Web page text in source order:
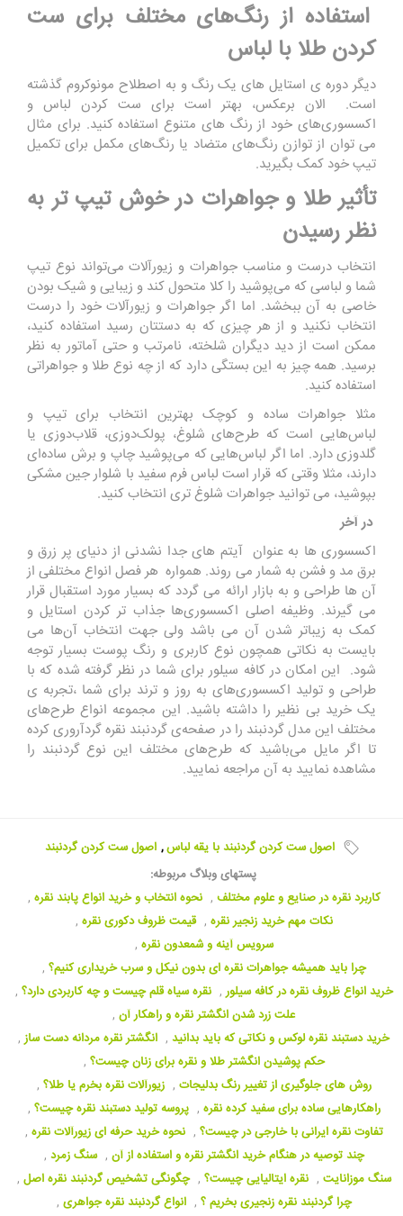
استفاده از رنگ‌های مختلف برای ست
کردن طلا با لباس‌
دیگر دوره ی استایل های یک رنگ و به اصطلاح مونوکروم گذشته
است. الان برعکس، بهتر است برای ست کردن لباس و
اکسسوری‌های خود از رنگ ‌های متنوع استفاده کنید. برای مثال
می توان از توازن رنگ‌های متضاد یا رنگ‌های مکمل برای تکمیل
تیپ خود کمک بگیرید.
تأثیر طلا و جواهرات در خوش تیپ تر به
نظر رسیدن
انتخاب درست و مناسب جواهرات و زیورآلات می‌تواند نوع تیپ
شما و لباسی که می‌پوشید را کلا متحول کند و زیبایی و شیک بودن
خاصی به آن ببخشد. اما اگر جواهرات و زیورآلات خود را درست
انتخاب نکنید و از هر چیزی که به دستتان رسید استفاده کنید،
ممکن است از دید دیگران شلخته، نامرتب و حتی آماتور به نظر
برسید. همه چیز به این بستگی دارد که از چه نوع طلا و جواهراتی
استفاده کنید.
مثلا جواهرات ساده و کوچک بهترین انتخاب برای تیپ و
لباس‌هایی است که طرح‌های شلوغ، پولک‌دوزی، قلاب‌دوزی یا
گلدوزی دارد. اما اگر لباس‌هایی که می‌پوشید چاپ و برش ساده‌ای
دارند، مثلا وقتی که قرار است لباس فرم سفید با شلوار جین مشکی
بپوشید، می ‌توانید جواهرات شلوغ ‌تری انتخاب کنید.
در آخر
اکسسوری‌ ها به عنوان آیتم‌ های جدا نشدنی از دنیای پر زرق و
برق مد و فشن به شمار می روند. همواره هر فصل انواع مختلفی از
آن‌ ها طراحی و به بازار ارائه می گردد که بسیار مورد استقبال قرار
می ‌گیرند. وظیفه اصلی اکسسوری‌ها جذاب ‌تر کردن استایل و
کمک به زیباتر شدن آن می باشد ولی جهت انتخاب آن‌ها می
بایست به نکاتی همچون نوع کاربری و رنگ پوست بسیار توجه
شود. این امکان در کافه سیلور برای شما در نظر گرفته شده که با
طراحی و تولید اکسسوری‌های به روز و ترند برای شما ،تجربه ی
یک خرید بی‌ نظیر را داشته باشید. این مجموعه انواع طرح‌های
مختلف این مدل گردنبند را در صفحه‌ی گردنبند نقره گردآروری کرده
تا اگر مایل می‌باشید که طرح‌های مختلف این نوع گردنبند را
مشاهده نمایید به آن مراجعه نمایید.
اصول ست کردن گردنبند با یقه لباس, اصول ست کردن گردنبند
پستهای وبلاگ مربوطه:
کاربرد نقره در صنایع و علوم مختلف , نحوه انتخاب و خرید انواع پابند نقره ,
نکات مهم خرید زنجیر نقره , قیمت ظروف دکوری نقره ,
سرویس آینه و شمعدون نقره ,
چرا باید همیشه جواهرات نقره ای بدون نیکل و سرب خریداری کنیم؟ ,
خرید انواع ظروف نقره در کافه سیلور , نقره سیاه قلم چیست و چه کاربردی دارد؟‌ ,
علت زرد شدن انگشتر نقره و راهکار آن ,
خرید دستبند نقره لوکس و نکاتی که باید بدانید , انگشتر نقره مردانه دست ساز ,
حکم پوشیدن انگشتر طلا و نقره برای زنان چیست؟‌ ,
روش های جلوگیری از تغییر رنگ بدلیجات , زیورآلات نقره بخرم یا طلا؟ ,
راهکارهایی ساده برای سفید کرده نقره , پروسه تولید دستبند نقره چیست؟ ,
تفاوت نقره ایرانی با خارجی در چیست؟‌ , نحوه خرید حرفه ای زیورآلات نقره ,
چند توصیه در هنگام خرید انگشتر نقره و استفاده از آن , سنگ زمرد ,
سنگ موزانایت , نقره ایتالیایی چیست؟ , چگونگی تشخیص گردنبند نقره اصل ,
چرا گردنبند نقره زنجیری بخریم ؟ , انواع گردنبند نقره جواهری ,